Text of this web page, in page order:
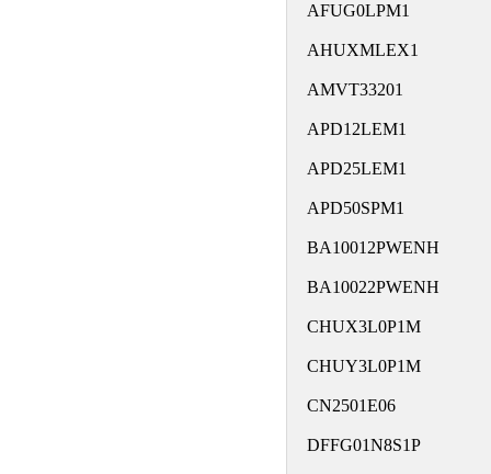
AFUG0LPM1
AHUXMLEX1
AMVT33201
APD12LEM1
APD25LEM1
APD50SPM1
BA10012PWENH
BA10022PWENH
CHUX3L0P1M
CHUY3L0P1M
CN2501E06
DFFG01N8S1P